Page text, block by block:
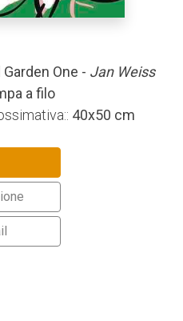
One - Jan Weiss
a filo
40x50 cm